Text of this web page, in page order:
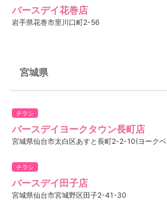
バースデイ花巻店
岩手県花巻市里川口町2-56
宮城県
チラシ
バースデイヨークタウン長町店
宮城県仙台市太白区あすと長町2-2-10(ヨーク
チラシ
バースデイ田子店
宮城県仙台市宮城野区田子2-41-30